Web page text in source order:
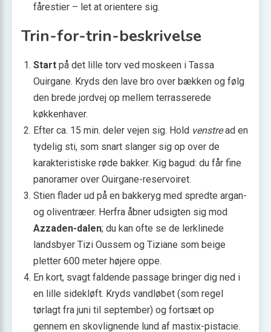
fårestier – let at orientere sig.
Trin-for-trin-beskrivelse
Start på det lille torv ved moskeen i Tassa
Ouirgane. Kryds den lave bro over bækken og følg
den brede jordvej op mellem terrasserede
køkkenhaver.
Efter ca. 15 min. deler vejen sig. Hold venstread en
tydelig sti, som snart slanger sig op over de
karakteristiske røde bakker. Kig bagud: du får fine
panoramer over Ouirgane-reservoiret.
Stien flader ud på en bakkeryg med spredte argan-
og oliventræer. Herfra åbner udsigten sig mod
Azzaden-dalen; du kan ofte se de lerklinede
landsbyer Tizi Oussem og Tiziane som beige
pletter 600 meter højere oppe.
En kort, svagt faldende passage bringer dig ned i
en lille sidekløft. Kryds vandløbet (som regel
tørlagt fra juni til september) og fortsæt op
gennem en skovlignende lund af mastix-pistacie.